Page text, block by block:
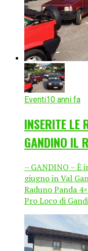
Eventi10 anni fa
INSERITE LE
GANDINO IL
– GANDINO – È
giugno in Val
Raduno Panda
Pro Loco di